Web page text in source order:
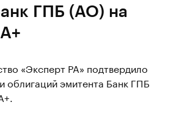
ГПБ (АО) на
«Эксперт РА» подтвердило
облигаций эмитента Банк ГПБ